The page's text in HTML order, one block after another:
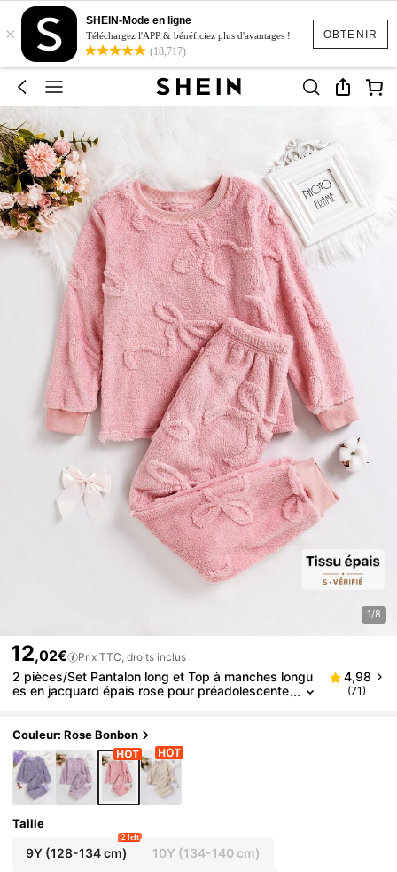
OBTENIR
×
SHEIN-Mode en ligne
Téléchargez l'APP & bénéficiez plus d'avantages !
(18,717)
1/8
12,02€ Prix TTC, droits inclus
2 pièces/Set Pantalon long et Top à manches longu
es en jacquard épais rose pour préadolescente
4,98
(71)
Couleur: Rose Bonbon
Taille
9Y(128-134 cm)
2 left
10Y (134-140 cm)